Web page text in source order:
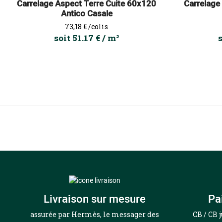
Carrelage Aspect Terre Cuite 60x120
Antico Casale
Prix
73,18 €/colis
soit 51.17 € / m²
Livraison sur mesure
assurée par Hermès, le messager des
CB / CB